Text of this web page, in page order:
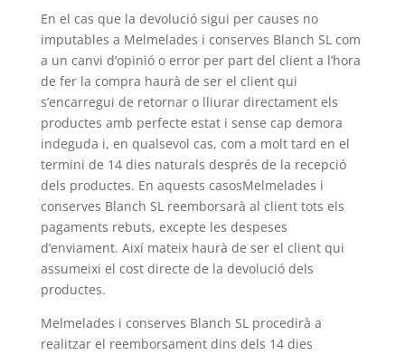
En el cas que la devolució sigui per causes no
imputables a Melmelades i conserves Blanch SL com
a un canvi d’opinió o error per part del client a l’hora
de fer la compra haurà de ser el client qui
s’encarregui de retornar o lliurar directament els
productes amb perfecte estat i sense cap demora
indeguda i, en qualsevol cas, com a molt tard en el
termini de 14 dies naturals després de la recepció
dels productes. En aquests casosMelmelades i
conserves Blanch SL reemborsarà al client tots els
pagaments rebuts, excepte les despeses
d’enviament. Així mateix haurà de ser el client qui
assumeixi el cost directe de la devolució dels
productes.
Melmelades i conserves Blanch SL procedirà a
realitzar el reemborsament dins dels 14 dies